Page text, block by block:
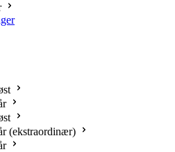
(ekstraordinær)